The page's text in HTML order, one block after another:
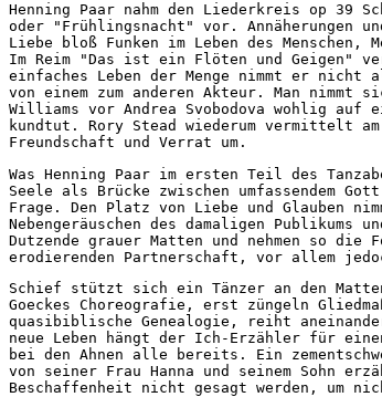
Henning Paar nahm den Liederkreis op 39
oder "Frühlingsnacht" vor. Annäherungen
Liebe bloß Funken im Leben des
Im Reim "Das ist ein Flöten und Geigen"
einfaches Leben der Menge nimmt er
von einem zum anderen Akteur. Man nimmt
Williams vor Andrea Svobodova wohlig auf
kundtut. Rory Stead wiederum vermittelt
Freundschaft und Verrat um.
Was Henning Paar im ersten Teil des
Seele als Brücke zwischen umfassendem
Frage. Den Platz von Liebe und Glauben
Nebengeräuschen des damaligen
Dutzende grauer Matten und nehmen so
erodierenden Partnerschaft, vor allem
Schief stützt sich ein Tänzer an den
Goeckes Choreografie, erst züngeln
quasibiblische Genealogie, reiht
neue Leben hängt der Ich-Erzähler für
bei den Ahnen alle bereits. Ein
von seiner Frau Hanna und seinem Sohn
Beschaffenheit nicht gesagt werden, um